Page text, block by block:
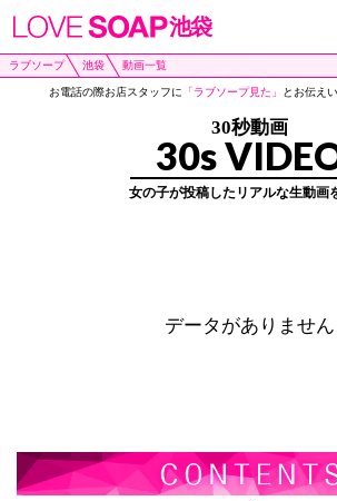
池袋
ラブソープ 池袋 動画一覧
お電話の際お店スタッフに 「ラブソープ見た」 とお伝え
30秒動画
30s
女の子が投稿したリアルな生動画
データがありません